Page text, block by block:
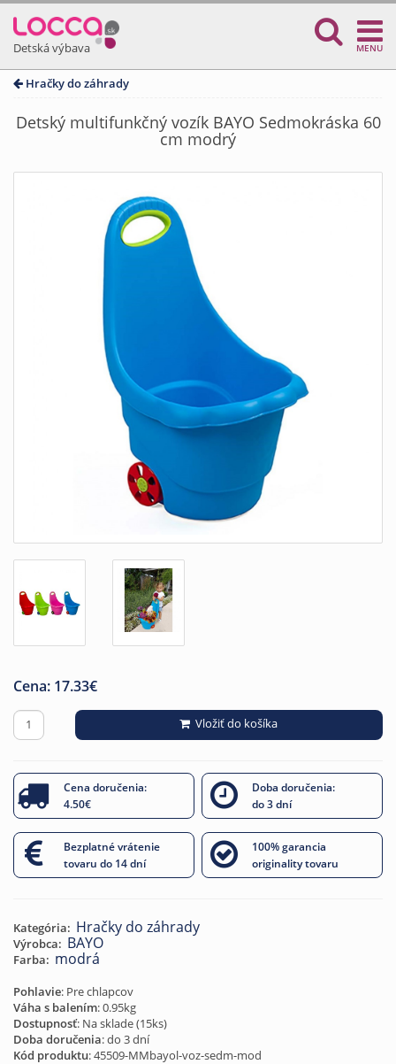
Detská výbava MENU
Hračky do záhrady
Detský multifunkčný vozík BAYO Sedmokráska 60
cm modrý
Cena: 17.33€
Vložiť do košíka
Cena doručenia:
4.50€
Doba doručenia:
do 3 dní
Bezplatné vrátenie
tovaru do 14 dní
100% garancia
originality tovaru
Kategória: Hračky do záhrady
Výrobca: BAYO
Farba: modrá
Pohlavie: Pre chlapcov
Váha s balením: 0.95kg
Dostupnosť: Na sklade (15ks)
Doba doručenia: do 3 dní
Kód produktu:45509-MMbayol-voz-sedm-mod